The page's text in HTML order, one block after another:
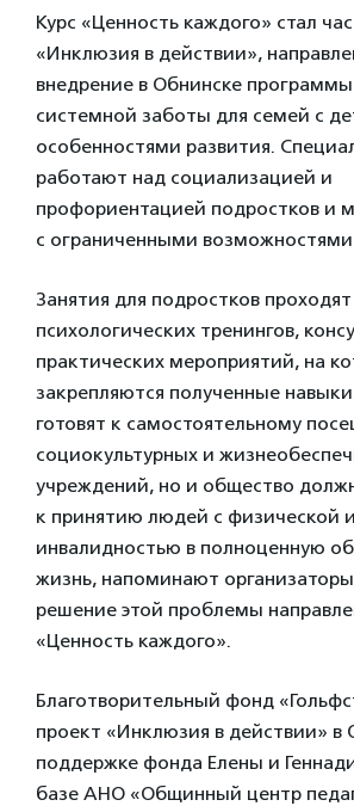
Курс «Ценность каждого» стал
«Инклюзия в действии»,
внедрение в Обнинске
системной заботы для семей с
особенностями развития.
работают над социализацией и
профориентацией подростков и
с ограниченными возможностями
Занятия для подростков
психологических тренингов,
практических мероприятий, на
закрепляются полученные
готовят к самостоятельному
социокультурных и
учреждений, но и общество
к принятию людей с физической
инвалидностью в полноценную
жизнь, напоминают
решение этой проблемы
«Ценность каждого».
Благотворительный фонд
проект «Инклюзия в действии» в
поддержке фонда Елены и
базе АНО «Общинный центр